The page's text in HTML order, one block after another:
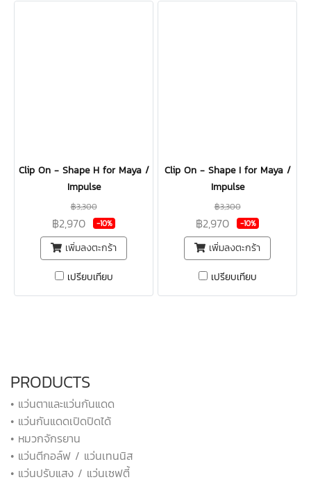
Clip On - Shape H for Maya /
Impulse
฿3,300
฿2,970 -10%
เพิ่มลงตะกร้า
เปรียบเทียบ
Clip On - Shape I for Maya /
Impulse
฿3,300
฿2,970 -10%
เพิ่มลงตะกร้า
เปรียบเทียบ
PRODUCTS
• แว่นตาและแว่นกันแดด
• แว่นกันแดดเปิดปิดได้
• หมวกจักรยาน
• แว่นตีกอล์ฟ / แว่นเทนนิส
• แว่นปรับแสง / แว่นเซฟตี้